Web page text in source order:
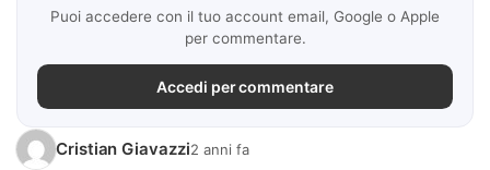
Puoi accedere con il tuo account email, Google o Apple
per commentare.
Accedi per commentare
Cristian Giavazzi2 anni fa